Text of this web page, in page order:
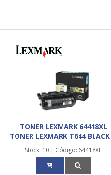
TONER LEXMARK 64418XL
TONER LEXMARK T644 BLACK
Stock: 10 | Código: 64418XL